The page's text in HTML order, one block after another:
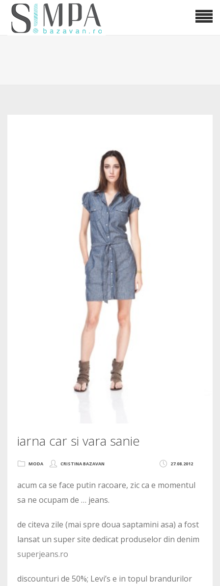
iarna car si vara sanie
27.08.2012
MODA CRISTINA BAZAVAN
acum ca se face putin racoare, zic ca e momentul
sa ne ocupam de … jeans.
de citeva zile (mai spre doua saptamini asa) a fost
lansat un super site dedicat produselor din denim
superjeans.ro
discounturi de 50%; Levi’s e in topul brandurilor